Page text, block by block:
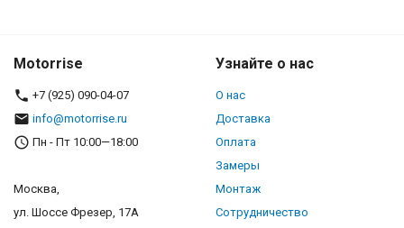
Motorrise
+7 (925) 090-04-07
info@motorrise.ru
Пн - Пт 10:00—18:00
Москва,
ул. Шоссе Фрезер, 17А
Узнайте о нас
О нас
Доставка
Оплата
Замеры
Монтаж
Сотрудничество